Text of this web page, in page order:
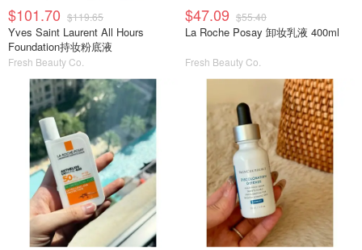
$101.70 $119.65
Yves Saint Laurent All Hours
Foundation持妆粉底液
Fresh Beauty Co.
$47.09 $55.40
La Roche Posay 卸妆乳液 400ml
Fresh Beauty Co.